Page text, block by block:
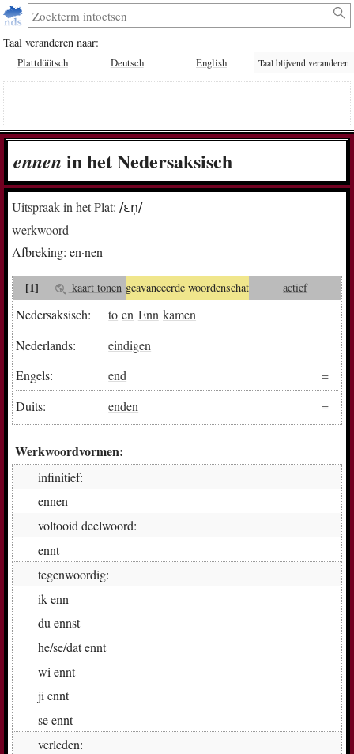
Taal veranderen naar:
Plattdüütsch Deutsch English Taal blijvend veranderen
en­nen in het Nedersaksisch
Uitspraak in het Plat: /ɛn̩/
werkwoord
Afbreking: en·nen
[1] kaart tonen geavanceerde woordenschat actief
Nedersaksisch: to en Enn kamen
Nederlands:
eindigen
Engels:
end
Duits:
enden
Werkwoordvormen:
infinitief:
en­nen
voltooid deelwoord:
enn­t
tegenwoordig:
ikenn
duenn­st
he/se/datenn­t
wi enn­t
ji enn­t
seenn­t
verleden: